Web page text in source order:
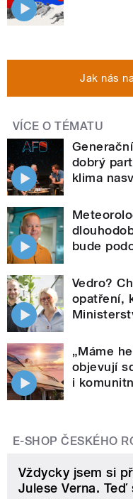
Jak nás
VÍCE O TÉMATU
dobrý
klima
bude
Vedro?
opatření,
„Máme
objevují
i
E-SHOP ČESKÉHO
Vždycky jsem si
Julese Verna.